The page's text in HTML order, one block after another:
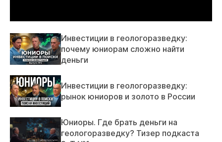
Инвестиции в геологоразведку:
почему юниорам сложно найти
деньги
Инвестиции в геологоразведку:
рынок юниоров и золото в России
Юниоры. Где брать деньги на
геологоразведку? Тизер подкаста